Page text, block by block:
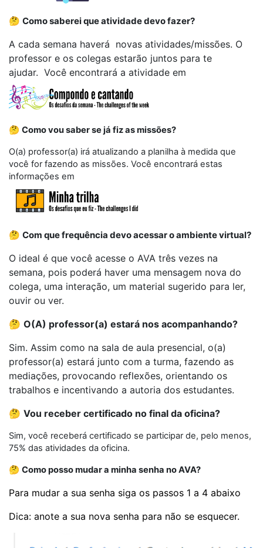
🤔 Como saberei que atividade devo fazer?
A cada semana haverá novas atividades/missões. O
professor e os colegas estarão juntos para te
ajudar. Você encontrará a atividade em
🤔 Como vou saber se já fiz as missões?
O(a) professor(a) irá atualizando a planilha à medida que
você for fazendo as missões. Você encontrará estas
informações em
🤔 Com que frequência devo acessar o ambiente virtual?
O ideal é que você acesse o AVA três vezes na
semana, pois poderá haver uma mensagem nova do
colega, uma interação, um material sugerido para ler,
ouvir ou ver.
🤔 O(A) professor(a) estará nos acompanhando?
Sim. Assim como na sala de aula presencial, o(a)
professor(a) estará junto com a turma, fazendo as
mediações, provocando reflexões, orientando os
trabalhos e incentivando a autoria dos estudantes.
🤔 Vou receber certificado no final da oficina?
Sim, você receberá certificado se participar de, pelo menos,
75% das atividades da oficina.
🤔 Como posso mudar a minha senha no AVA?
Para mudar a sua senha siga os passos 1 a 4 abaixo
Dica: anote a sua nova senha para não se esquecer.